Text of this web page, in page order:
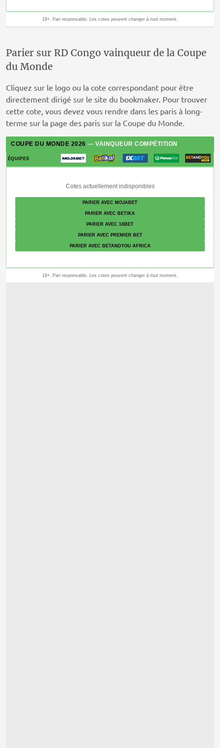
Parier sur RD Congo vainqueur de la Coupe
du Monde
Cliquez sur le logo ou la cote correspondant pour être
directement dirigé sur le site du bookmaker. Pour trouver
cette cote, vous devez vous rendre dans les paris à long-
terme sur la page des paris sur la Coupe du Monde.